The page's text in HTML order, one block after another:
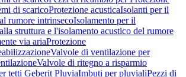
di scaricoProtezione acusticaIsolanti per il
rumore intrinsecoIsolamento per il
struttura e l'isolamento acustico del rumore
via ariaProtezione
Valvole di ventilazione per
Valvole di ritegno a risparmio
tetti Geberit PluviaImbuti per pluvialiPezzi di